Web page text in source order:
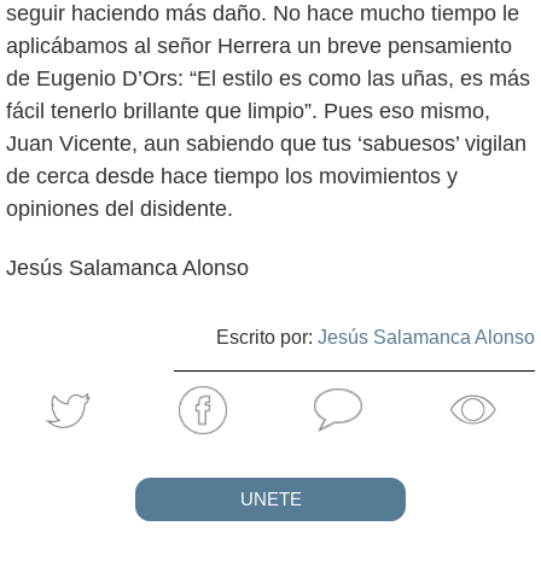
seguir haciendo más daño. No hace mucho tiempo le
aplicábamos al señor Herrera un breve pensamiento
de Eugenio D’Ors: “El estilo es como las uñas, es más
fácil tenerlo brillante que limpio”. Pues eso mismo,
Juan Vicente, aun sabiendo que tus ‘sabuesos’ vigilan
de cerca desde hace tiempo los movimientos y
opiniones del disidente.
Jesús Salamanca Alonso
Escrito por: Jesús Salamanca Alonso
UNETE